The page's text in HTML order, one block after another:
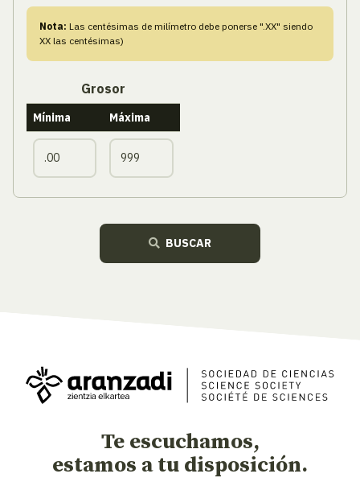
Nota: Las centésimas de milímetro debe ponerse ".XX" siendo
XX las centésimas)
Grosor
Mínima Máxima
BUSCAR
Te escuchamos,
estamos a tu disposición.